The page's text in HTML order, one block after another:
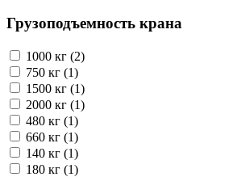
Грузоподъемность крана
1000 кг (2)
750 кг (1)
1500 кг (1)
2000 кг (1)
480 кг (1)
660 кг (1)
140 кг (1)
180 кг (1)